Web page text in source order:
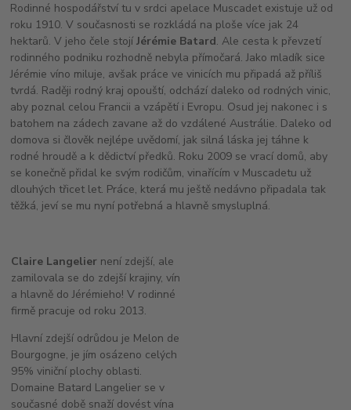
Rodinné hospodářství tu v srdci apelace Muscadet existuje už od
roku 1910. V současnosti se rozkládá na ploše více jak 24
hektarů. V jeho čele stojíJérémie Batard. Ale cesta k převzetí
rodinného podniku rozhodně nebyla přímočará. Jako mladík sice
Jérémie víno miluje, avšak práce ve vinicích mu připadá až příliš
tvrdá. Raději rodný kraj opouští, odchází daleko od rodných vinic,
aby poznal celou Francii a vzápětí i Evropu. Osud jej nakonec i s
batohem na zádech zavane až do vzdálené Austrálie. Daleko od
domova si člověk nejlépe uvědomí, jak silná láska jej táhne k
rodné hroudě a k dědictví předků. Roku 2009 se vrací domů, aby
se konečně přidal ke svým rodičům, vinařícím v Muscadetu už
dlouhých třicet let. Práce, která mu ještě nedávno připadala tak
těžká, jeví se mu nyní potřebná a hlavně smysluplná.
Claire Langelier není zdejší, ale
zamilovala se do zdejší krajiny, vín
a hlavně do Jérémieho! V rodinné
firmě pracuje od roku 2013.
Hlavní zdejší odrůdou je Melon de
Bourgogne, je jím osázeno celých
95% viniční plochy oblasti.
Domaine Batard Langelier se v
současné době snaží dovést vína